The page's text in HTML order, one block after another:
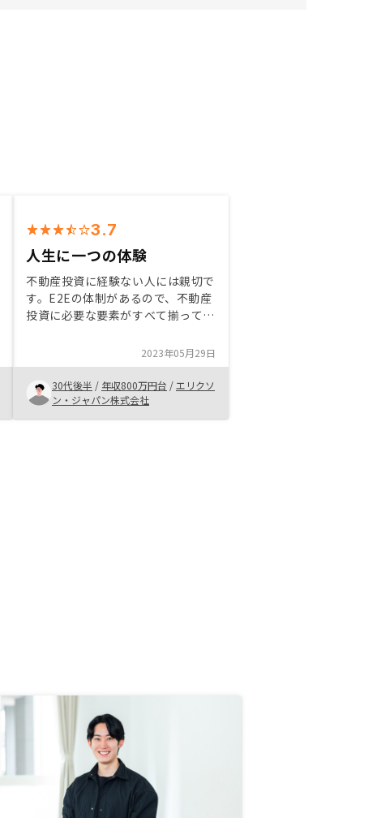
3.7
人生に一つの体験
不動産投資に経験ない人には親切で
す。E2Eの体制があるので、不動産
投資に必要な要素がすべて揃ってい
ことに惹かれたんです。 また、人
生一つの体験としても楽しみまし
た。 物件をもう少し分類したほ
うがいいと思います。 家賃が安
定、長持ちがいい 不動産の値上げ
2023年05月29日
30代後半 / 年収800万円台 /エリクソ
ン・ジャパン株式会社